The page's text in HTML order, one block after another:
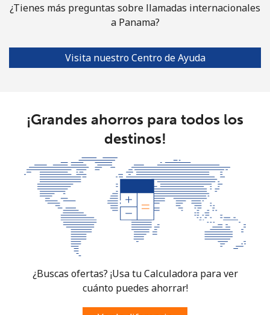
¿Tienes más preguntas sobre llamadas internacionales
a Panama?
Visita nuestro Centro de Ayuda
¡Grandes ahorros para todos los
destinos!
¿Buscas ofertas? ¡Usa tu Calculadora para ver
cuánto puedes ahorrar!